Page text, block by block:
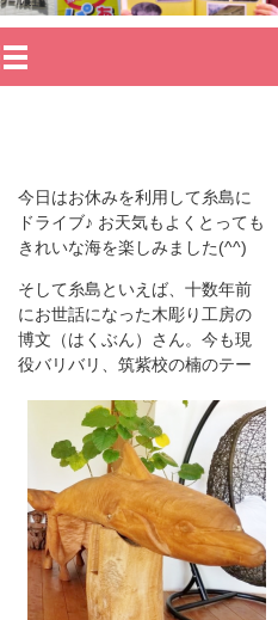
今日はお休みを利用して糸島に
ドライブ♪ お天気もよくとっても
きれいな海を楽しみました(^^)
そして糸島といえば、十数年前
にお世話になった木彫り工房の
博文（はくぶん）さん。今も現
役バリバリ、筑紫校の楠のテー